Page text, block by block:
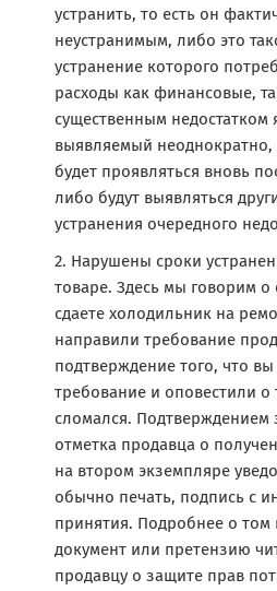
устранить, то есть он
неустранимым, либо это
устранение которого
расходы как финансовые,
существенным недостатком
выявляемый неоднократно,
будет проявляться вновь
либо будут выявляться
устранения очередного
Нарушены сроки
товаре. Здесь мы говорим о
сдаете холодильник на
направили требование
подтверждение того, что
требование и оповестили
сломался. Подтверждением
отметка продавца о
на втором экземпляре
обычно печать, подпись с
принятия. Подробнее о том
документ или претензию
продавцу о защите прав